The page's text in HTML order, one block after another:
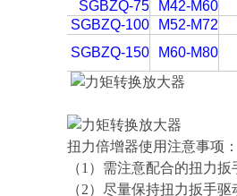
SGBZQ-75
M42-M60
SGBZQ-100
M52-M72
SGBZQ-150
M60-M80
扭力倍增器使用注意事项：
（1）需注意配合的扭力
（2）尽量保持扭力扳手